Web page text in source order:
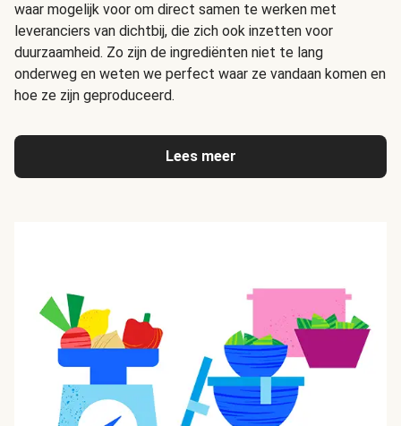
waar mogelijk voor om direct samen te werken met
leveranciers van dichtbij, die zich ook inzetten voor
duurzaamheid. Zo zijn de ingrediënten niet te lang
onderweg en weten we perfect waar ze vandaan komen en
hoe ze zijn geproduceerd.
Lees meer